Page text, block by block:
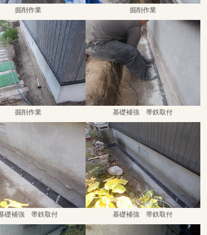
掘削作業 掘削作業
掘削作業 基礎補強 帯鉄取付
礎補強 帯鉄取付 基礎補強 帯鉄取付